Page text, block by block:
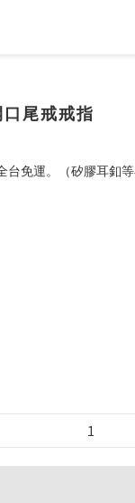
尾戒戒指
免運。（矽膠耳釦